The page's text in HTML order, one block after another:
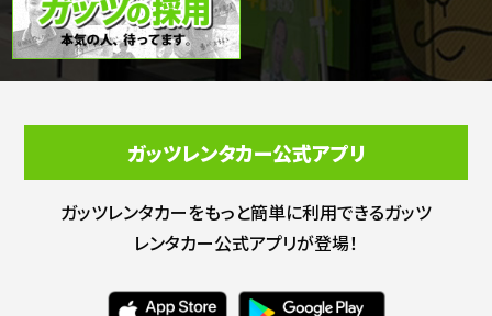
ガッツレンタカー公式アプリ
ガッツレンタカーをもっと簡単に利用できるガッツ
レンタカー公式アプリが登場！